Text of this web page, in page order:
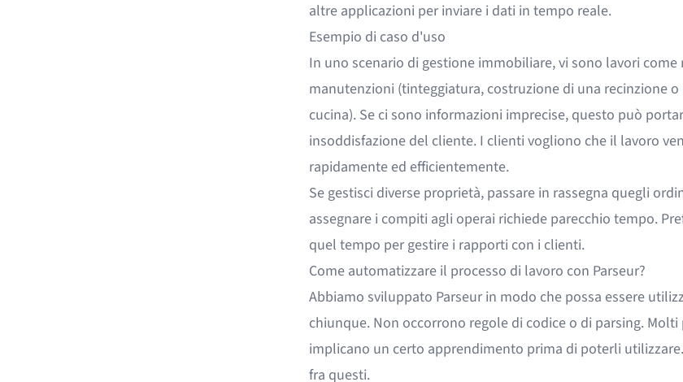
altre applicazioni per inviare i dati in tempo reale.
Esempio di caso d'uso
In uno scenario di gestione immobiliare, vi sono lavori
manutenzioni (tinteggiatura, costruzione di una recinzione
cucina). Se ci sono informazioni imprecise, questo può
insoddisfazione del cliente. I clienti vogliono che il lavoro
rapidamente ed efficientemente.
Se gestisci diverse proprietà, passare in rassegna quegli
assegnare i compiti agli operai richiede parecchio tempo.
quel tempo per gestire i rapporti con i clienti.
Come automatizzare il processo di lavoro con Parseur?
Abbiamo sviluppato Parseur in modo che possa essere
chiunque. Non occorrono regole di codice o di parsing. Molti
implicano un certo apprendimento prima di poterli
fra questi.